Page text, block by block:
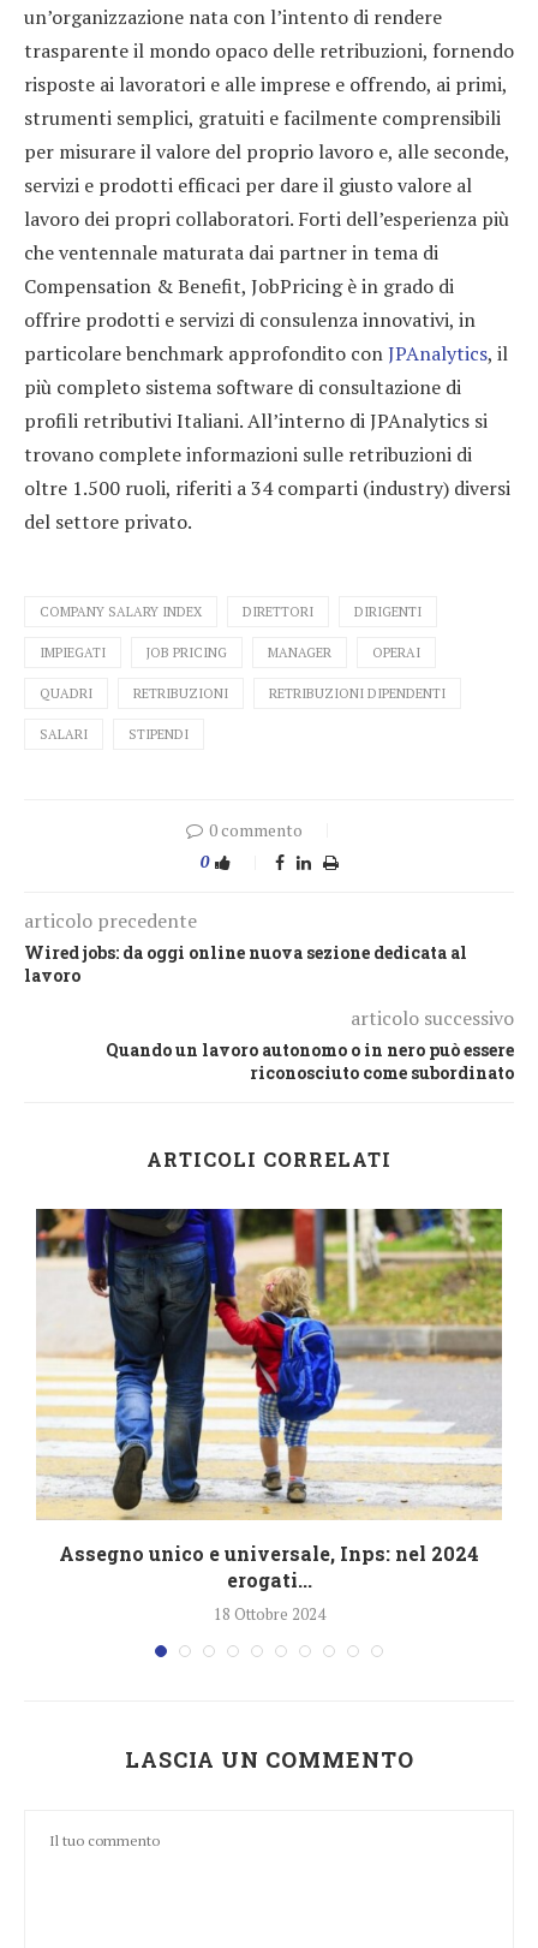
un’organizzazione nata con l’intento di rendere
trasparente il mondo opaco delle retribuzioni, fornendo
risposte ai lavoratori e alle imprese e offrendo, ai primi,
strumenti semplici, gratuiti e facilmente comprensibili
per misurare il valore del proprio lavoro e, alle seconde,
servizi e prodotti efficaci per dare il giusto valore al
lavoro dei propri collaboratori. Forti dell’esperienza più
che ventennale maturata dai partner in tema di
Compensation & Benefit, JobPricing è in grado di
offrire prodotti e servizi di consulenza innovativi, in
particolare benchmark approfondito conJPAnalytics, il
più completo sistema software di consultazione di
profili retributivi Italiani. All’interno di JPAnalytics si
trovano complete informazioni sulle retribuzioni di
oltre 1.500 ruoli, riferiti a 34 comparti (industry) diversi
del settore privato.
COMPANY SALARY INDEX DIRETTORI DIRIGENTI
IMPIEGATI JOB PRICING MANAGER OPERAI
QUADRI RETRIBUZIONI RETRIBUZIONI DIPENDENTI
SALARI STIPENDI
0 commento
0
articolo precedente
Wired jobs: da oggi online nuova sezione dedicata al
lavoro
articolo successivo
Quando un lavoro autonomo o in nero può essere
riconosciuto come subordinato
ARTICOLI CORRELATI
Assegno unico e universale, Inps: nel 2024
erogati...
18 Ottobre 2024
LASCIA UN COMMENTO